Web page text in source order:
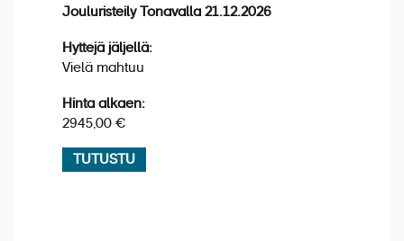
Vinkki:
Matkan hintaan sisältyvä retki: Münchenin
opastettu kiertoajelu (n. 2h)
Aamiainen laivalla. Laivastanousun jälkeen kuljetus
Jouluristeily Tonavalla 21.12.2026
Hyttejä jäljellä:
Vielä mahtuu
Hinta alkaen:
2945,00 €
TUTUSTU